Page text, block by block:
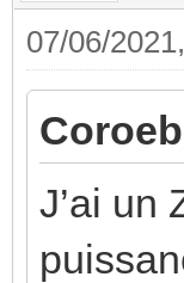
07/06/
J’ai un